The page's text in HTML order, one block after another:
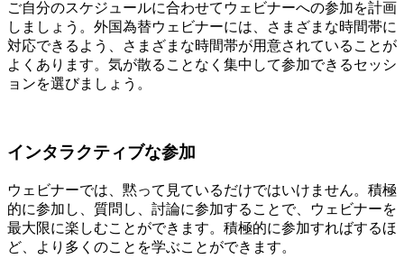
ご自分のスケジュールに合わせてウェビナーへの参加を計画
しましょう。外国為替ウェビナーには、さまざまな時間帯に
対応できるよう、さまざまな時間帯が用意されていることが
よくあります。気が散ることなく集中して参加できるセッシ
ョンを選びましょう。
インタラクティブな参加
ウェビナーでは、黙って見ているだけではいけません。積極
的に参加し、質問し、討論に参加することで、ウェビナーを
最大限に楽しむことができます。積極的に参加すればするほ
ど、より多くのことを学ぶことができます。